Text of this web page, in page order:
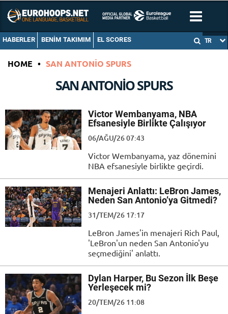
HABERLER BENIM TAKIMIM EL SCORES TR
HOME • SAN ANTONIO SPURS
SAN ANTONIO SPURS
Victor Wembanyama, NBA
Efsanesiyle Birlikte Çalışıyor
06/AĞU/26 07:43
Victor Wembanyama, yaz dönemini
NBA efsanesiyle birlikte geçirdi.
Menajeri Anlattı: LeBron James,
Neden San Antonio’ya Gitmedi?
31/TEM/26 17:17
LeBron James'in menajeri Rich Paul,
'LeBron'un neden San Antonio'yu
seçmediğini' anlattı.
Dylan Harper, Bu Sezon İlk Beşe
Yerleşecek mi?
20/TEM/26 11:08